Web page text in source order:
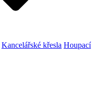
Kancelářské křesla Houpací